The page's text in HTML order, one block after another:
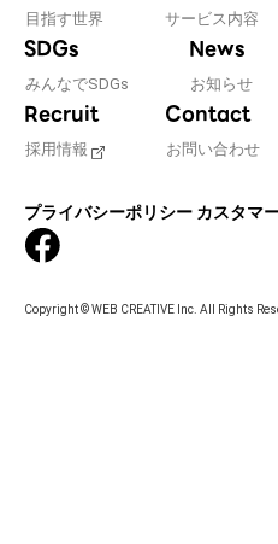
目指す世界 サービス内容
SDGs
みんなでSDGs
News
お知らせ
Recruit
採用情報
Contact
お問い合わせ
プライバシーポリシー カスタマ
Copyright © WEB CREATIVE Inc. All Rights